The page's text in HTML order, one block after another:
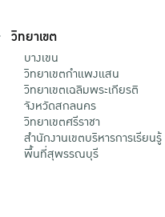
วิทยาเขต
บางเขน
วิทยาเขตกําแพงแสน
วิทยาเขตเฉลิมพระเกียรติ
จังหวัดสกลนคร
วิทยาเขตศรีราชา
สำนักงานเขตบริหารการเรียนรู้
พื้นที่สุพรรณบุรี